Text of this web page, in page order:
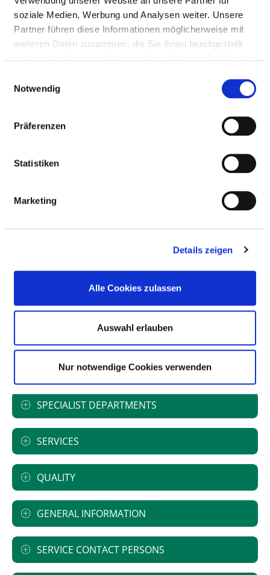
soziale Medien, Werbung und Analysen weiter. Unsere
Partner führen diese Informationen möglicherweise mit
weiteren Daten zusammen, die Sie ihnen bereitgestellt
Notwendig
Präferenzen
Statistiken
Marketing
Details zeigen
Alle Cookies zulassen
Auswahl erlauben
Nur notwendige Cookies verwenden
Approach
Number of specialist departments: 8
Number of outpatient cases: 28.717
Type of provider: öffentlich
Academic teaching hospital
Universität zu Lübeck
Medizinische Fakultät der Universität
SPECIALIST DEPARTMENTS
SERVICES
QUALITY
GENERAL INFORMATION
SERVICE CONTACT PERSONS